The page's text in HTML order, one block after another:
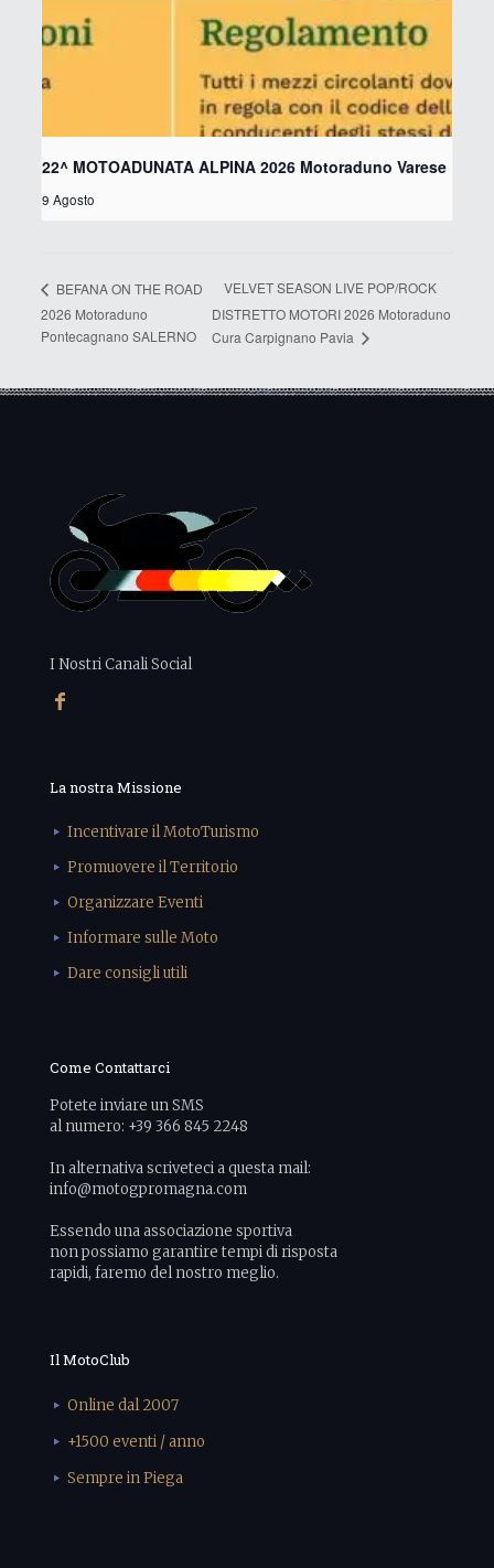
22^ MOTOADUNATA ALPINA 2026 Motoraduno Varese
9 Agosto
BEFANA ON THE ROAD
2026 Motoraduno
Pontecagnano SALERNO
VELVET SEASON LIVE POP/ROCK
DISTRETTO MOTORI 2026 Motoraduno
Cura Carpignano Pavia
I Nostri Canali Social
La nostra Missione
Incentivare il MotoTurismo
Promuovere il Territorio
Organizzare Eventi
Informare sulle Moto
Dare consigli utili
Come Contattarci
Potete inviare un SMS
al numero: +39 366 845 2248
In alternativa scriveteci a questa mail:
info@motogpromagna.com
Essendo una associazione sportiva
non possiamo garantire tempi di risposta
rapidi, faremo del nostro meglio.
Il MotoClub
Online dal 2007
+1500 eventi / anno
Sempre in Piega